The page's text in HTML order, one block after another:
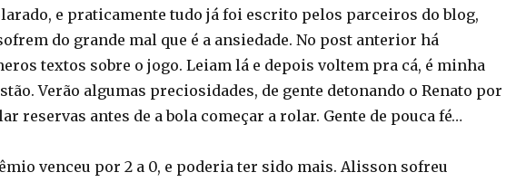
e praticamente tudo já foi escrito pelos parceiros do blog,
do grande mal que é a ansiedade. No post anterior há
textos sobre o jogo. Leiam lá e depois voltem pra cá, é minha
Verão algumas preciosidades, de gente detonando o Renato por
reservas antes de a bola começar a rolar. Gente de pouca fé…
venceu por 2 a 0, e poderia ter sido mais. Alisson sofreu